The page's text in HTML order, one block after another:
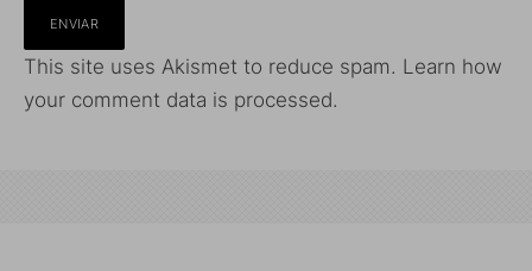
This site uses Akismet to reduce spam. Learn how
your comment data is processed.